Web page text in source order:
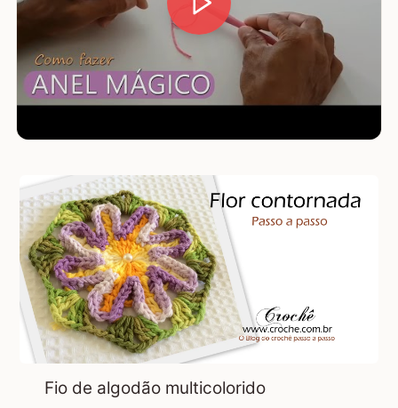
Fio de algodão multicolorido